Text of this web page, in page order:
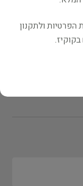
ולתקנון